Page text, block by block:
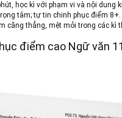
học kì với phạm vi và nội
tâm; tự tin chinh phục điểm 8+.
căng thẳng, mệt mỏi trong các kì
điểm cao Ngữ văn